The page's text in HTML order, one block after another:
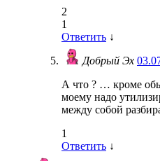
2
1
Ответить ↓
Добрый Эх
А что ? … кроме
моему надо
между собой
1
Ответить ↓